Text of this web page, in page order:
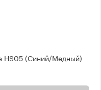
HS05 (Синий/Медный)